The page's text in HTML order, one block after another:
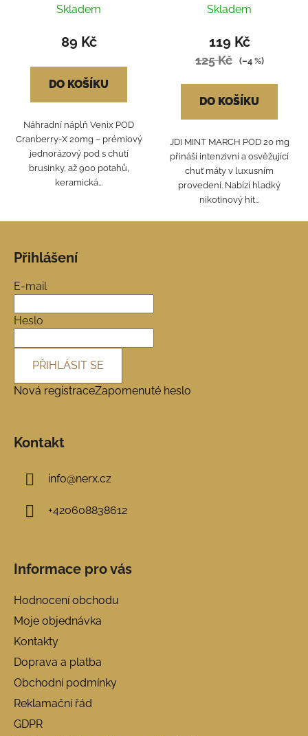
Skladem
89 Kč
DO KOŠÍKU
Náhradní náplň Venix POD
Cranberry-X 20mg – prémiový
jednorázový pod s chutí
brusinky, až 900 potahů,
keramická...
Skladem
119 Kč
125 Kč (–4 %)
DO KOŠÍKU
JDI MINT MARCH POD 20 mg
přináší intenzivní a osvěžující
chuť máty v luxusním
provedení. Nabízí hladký
nikotinový hit...
Přihlášení
E-mail
Heslo
PŘIHLÁSIT SE
Nová registraceZapomenuté heslo
Kontakt
info@nerx.cz
+420608838612
Informace pro vás
Hodnocení obchodu
Moje objednávka
Kontakty
Doprava a platba
Obchodní podmínky
Reklamační řád
GDPR